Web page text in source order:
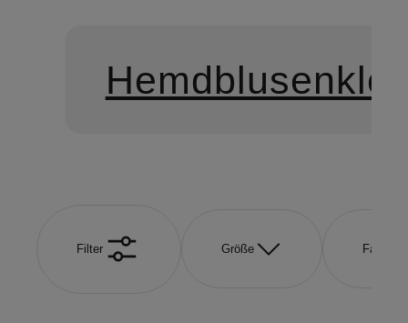
Filter Größe Farbe